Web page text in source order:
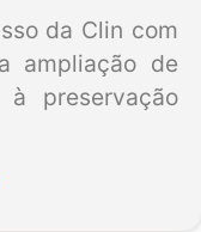
da Clin com
ampliação de
preservação